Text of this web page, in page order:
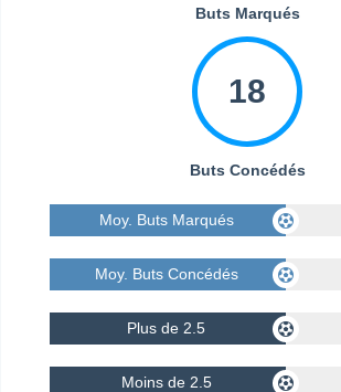
Buts Marqués
18
Buts Concédés
Moy. Buts Marqués
Moy. Buts Concédés
Plus de 2.5
Moins de 2.5